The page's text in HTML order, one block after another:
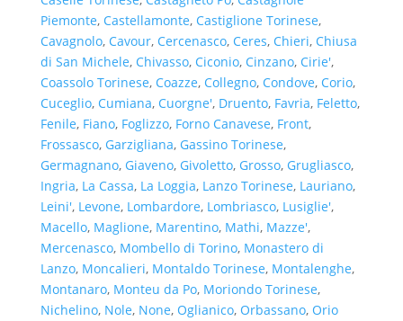
Piemonte, Castellamonte, Castiglione Torinese,
Cavagnolo, Cavour, Cercenasco, Ceres, Chieri, Chiusa
di San Michele, Chivasso, Ciconio, Cinzano, Cirie',
Coassolo Torinese, Coazze, Collegno, Condove, Corio,
Cuceglio, Cumiana, Cuorgne', Druento, Favria, Feletto,
Fenile, Fiano, Foglizzo, Forno Canavese, Front,
Frossasco, Garzigliana, Gassino Torinese,
Germagnano, Giaveno, Givoletto, Grosso, Grugliasco,
Ingria, La Cassa, La Loggia, Lanzo Torinese, Lauriano,
Leini', Levone, Lombardore, Lombriasco, Lusiglie',
Macello, Maglione, Marentino, Mathi, Mazze',
Mercenasco, Mombello di Torino, Monastero di
Lanzo, Moncalieri, Montaldo Torinese, Montalenghe,
Montanaro, Monteu da Po, Moriondo Torinese,
Nichelino, Nole, None, Oglianico, Orbassano, Orio